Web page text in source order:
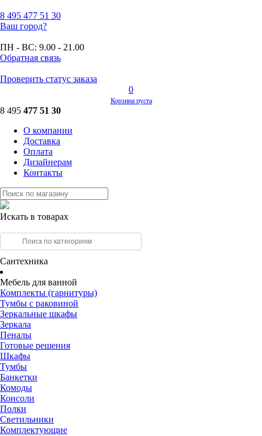
8 495 477 51 30
Ваш город?
ПН - ВС: 9.00 - 21.00
Обратная связь
Проверить статус заказа
0
Корзина пуста
8 495 477 51 30
О компании
Доставка
Оплата
Дизайнерам
Контакты
Искать в товарах
Сантехника
Мебель для ванной
Комплекты (гарнитуры)
Тумбы с раковиной
Зеркальные шкафы
Зеркала
Пеналы
Готовые решения
Шкафы
Тумбы
Банкетки
Комоды
Консоли
Полки
Светильники
Комплектующие